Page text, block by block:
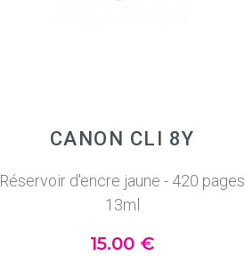
CANON CLI 8Y
Réservoir d'encre jaune - 420 pages
13ml
15.00 €